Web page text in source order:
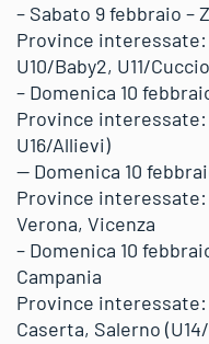
– Sabato 9 febbraio –
Province interessate:
U10/Baby2, U11/
– Domenica 10
Province interessate:
U16/Allievi)
— Domenica 10
Province interessate:
Verona, Vicenza
– Domenica 10
Campania
Province
Caserta, Salerno